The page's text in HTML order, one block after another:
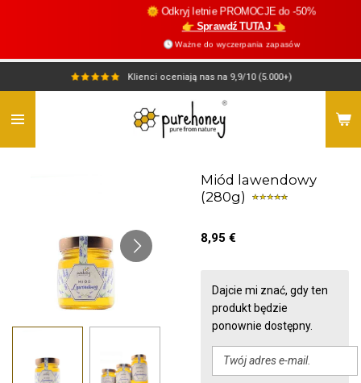
🌞 Odkryj letnie PROMOCJE do -50%
👉 Sprawdź TUTAJ 👈
🕓 Ważne do wyczerpania zapasów
Klienci oceniają nas na 9,9/10 (5.000+)
Miód lawendowy
(280g)
8,95 €
Dajcie mi znać, gdy ten
produkt będzie
ponownie dostępny.